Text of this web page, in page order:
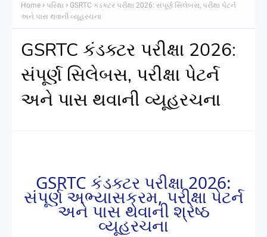
Home પરિક્ષા
GSRTC કંડક્ટર પરીક્ષા 2026: સંપૂર્ણ સિલેબસ, પરીક્ષા પેટર્ન
અને પાસ થવાની વ્યૂહરચના
GSRTC કંડક્ટર પરીક્ષા 2026:
સંપૂર્ણ સિલેબસ, પરીક્ષા પેટર્ન
અને પાસ થવાની વ્યૂહરચના
GSRTC કંડક્ટર પરીક્ષા 2026:
સંપૂર્ણ અભ્યાસક્રમ, પરીક્ષા પેટર્ન
અને પાસ થવાની શ્રેષ્ઠ
વ્યૂહરચના